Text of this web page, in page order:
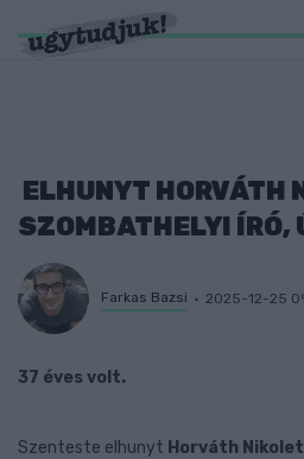
ELHUNYT HORVÁTH
SZOMBATHELYI ÍRÓ,
Farkas Bazsi 2025-12-25
37 éves volt.
Szenteste elhunyt Horváth